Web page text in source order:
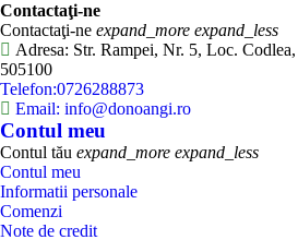
Contactaţi-ne
Contactaţi-ne expand_more expand_less
Adresa: Str. Rampei, Nr. 5, Loc.
505100
Telefon:0726288873
Email: info@donoangi.ro
Contul meu
Contul tău expand_more expand_less
Contul meu
Informatii personale
Comenzi
Note de credit